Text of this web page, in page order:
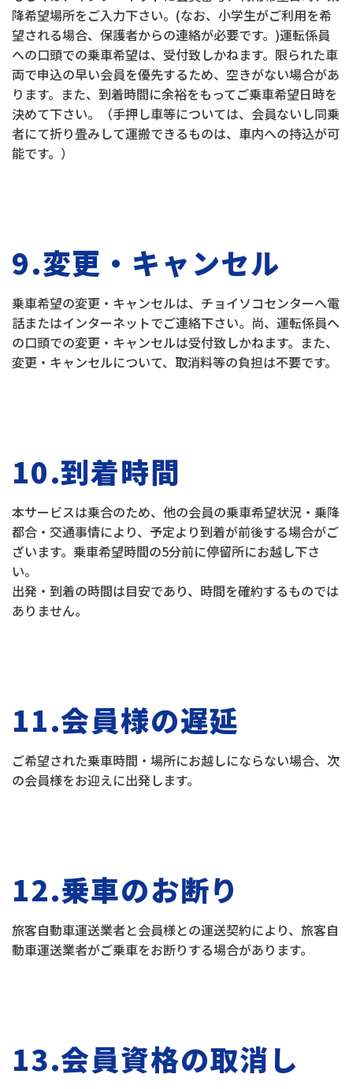
降希望場所をご入力下さい。(なお、小学生がご利用を希
望される場合、保護者からの連絡が必要です。)運転係員
への口頭での乗車希望は、受付致しかねます。限られた車
両で申込の早い会員を優先するため、空きがない場合があ
ります。また、到着時間に余裕をもってご乗車希望日時を
決めて下さい。（手押し車等については、会員ないし同乗
者にて折り畳みして運搬できるものは、車内への持込が可
能です。）
9.変更・キャンセル
乗車希望の変更・キャンセルは、チョイソコセンターへ電
話またはインターネットでご連絡下さい。尚、運転係員へ
の口頭での変更・キャンセルは受付致しかねます。また、
変更・キャンセルについて、取消料等の負担は不要です。
10.到着時間
本サービスは乗合のため、他の会員の乗車希望状況・乗降
都合・交通事情により、予定より到着が前後する場合がご
ざいます。乗車希望時間の5分前に停留所にお越し下さ
い。
出発・到着の時間は目安であり、時間を確約するものでは
ありません。
11.会員様の遅延
ご希望された乗車時間・場所にお越しにならない場合、次
の会員様をお迎えに出発します。
12.乗車のお断り
旅客自動車運送業者と会員様との運送契約により、旅客自
動車運送業者がご乗車をお断りする場合があります。
13.会員資格の取消し